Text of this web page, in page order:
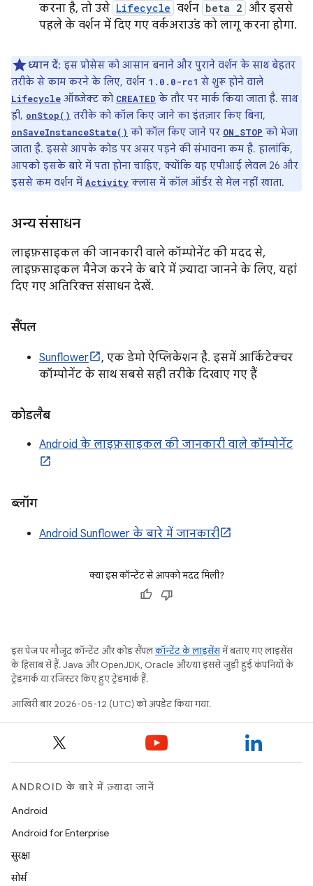
करना है, तो उसे Lifecycle वर्शन beta 2 और इससे
पहले के वर्शन में दिए गए वर्कअराउंड को लागू करना होगा.
ध्यान दें: इस प्रोसेस को आसान बनाने और पुराने वर्शन के साथ बेहतर
तरीके से काम करने के लिए, वर्शन 1.0.0-rc1 से शुरू होने वाले
Lifecycle ऑब्जेक्ट को CREATED के तौर पर मार्क किया जाता है. साथ
ही, onStop() तरीके को कॉल किए जाने का इंतज़ार किए बिना,
onSaveInstanceState() को कॉल किए जाने पर ON_STOP को भेजा
जाता है. इससे आपके कोड पर असर पड़ने की संभावना कम है. हालांकि,
आपको इसके बारे में पता होना चाहिए, क्योंकि यह एपीआई लेवल 26 और
इससे कम वर्शन में Activity क्लास में कॉल ऑर्डर से मेल नहीं खाता.
अन्य संसाधन
लाइफ़साइकल की जानकारी वाले कॉम्पोनेंट की मदद से,
लाइफ़साइकल मैनेज करने के बारे में ज़्यादा जानने के लिए, यहां
दिए गए अतिरिक्त संसाधन देखें.
सैंपल
Sunflower
, एक डेमो ऐप्लिकेशन है. इसमें आर्किटेक्चर
कॉम्पोनेंट के साथ सबसे सही तरीके दिखाए गए हैं
कोडलैब
Android के लाइफ़साइकल की जानकारी वाले कॉम्पोनेंट
ब्लॉग
Android Sunflower के बारे में जानकारी
क्या इस कॉन्टेंट से आपको मदद मिली?
इस पेज पर मौजूद कॉन्टेंट और कोड सैंपलकॉन्टेंट के लाइसेंसमें बताए गए लाइसेंस
के हिसाब से हैं. Java और OpenJDK, Oracle और/या इससे जुड़ी हुई कंपनियों के
ट्रेडमार्क या रजिस्टर किए हुए ट्रेडमार्क हैं.
आखिरी बार 2026-05-12 (UTC) को अपडेट किया गया.
ANDROID के बारे में ज़्यादा जानें
Android
Android for Enterprise
सुरक्षा
सोर्स